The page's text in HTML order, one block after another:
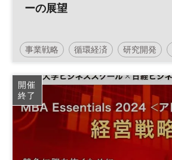
ーの展望
事業戦略 循環経済 研究開発
事業開発 サーキュラーエコノミー
サステナビリティ 脱炭素 環境
気候変動 参加無料
開催
終了